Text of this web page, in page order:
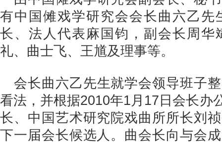
有中国傩戏学研究会会长曲六乙先
长、法人代表麻国钧，副会长周华
礼、曲士飞、王馗及理事等。
会长曲六乙先生就学会领导班子
看法，并根据2010年1月17日会长办
长、中国艺术研究院戏曲所所长刘
下一届会长候选人。曲会长向与会